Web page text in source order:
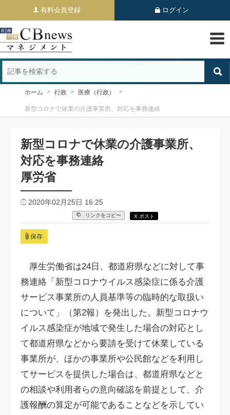
有料会員登録 ログイン
ホーム 行政 医療（行政）
新型コロナで休業の介護事業所、対応を事務連絡
新型コロナで休業の介護事業所、
対応を事務連絡
厚労省
2020年02月25日 16:25
リンクをコピー X ポスト
保存
厚生労働省は24日、都道府県などに対して事
務連絡「新型コロナウイルス感染症に係る介護
サービス事業所の人員基準等の臨時的な取扱い
について」（第2報）を発出した。新型コロナウ
イルス感染症が地域で発生した場合の対応とし
て都道府県などから要請を受けて休業している
事業所が、ほかの事業所や公民館などを利用し
てサービスを提供した場合は、都道府県などと
の相談や利用者らの意向確認を前提として、介
護報酬の算定が可能であることなどを示してい